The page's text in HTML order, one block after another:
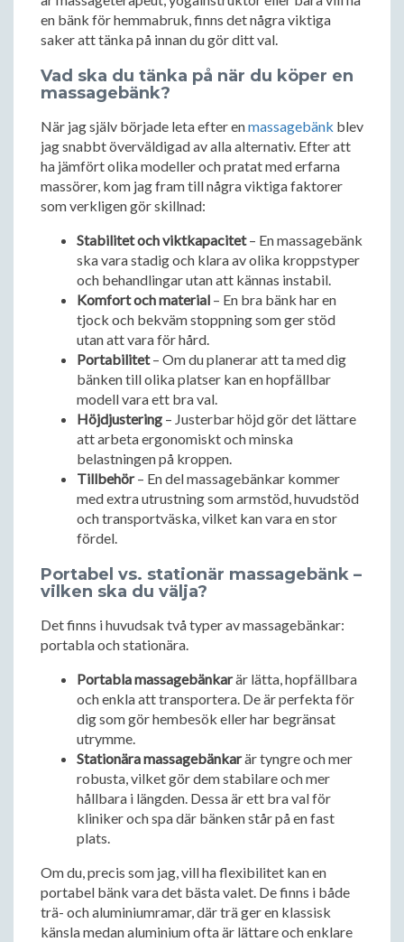
en bänk för hemmabruk, finns det några viktiga
saker att tänka på innan du gör ditt val.
Vad ska du tänka på när du köper en
massagebänk?
När jag själv började leta efter enmassagebänk blev
jag snabbt överväldigad av alla alternativ. Efter att
ha jämfört olika modeller och pratat med erfarna
massörer, kom jag fram till några viktiga faktorer
som verkligen gör skillnad:
Stabilitet och viktkapacitet– En massagebänk
ska vara stadig och klara av olika kroppstyper
och behandlingar utan att kännas instabil.
Komfort och material – En bra bänk har en
tjock och bekväm stoppning som ger stöd
utan att vara för hård.
Portabilitet– Om du planerar att ta med dig
bänken till olika platser kan en hopfällbar
modell vara ett bra val.
Höjdjustering – Justerbar höjd gör det lättare
att arbeta ergonomiskt och minska
belastningen på kroppen.
Tillbehör– En del massagebänkar kommer
med extra utrustning som armstöd, huvudstöd
och transportväska, vilket kan vara en stor
fördel.
Portabel vs. stationär massagebänk –
vilken ska du välja?
Det finns i huvudsak två typer av massagebänkar:
portabla och stationära.
Portabla massagebänkarär lätta, hopfällbara
och enkla att transportera. De är perfekta för
dig som gör hembesök eller har begränsat
utrymme.
Stationära massagebänkarär tyngre och mer
robusta, vilket gör dem stabilare och mer
hållbara i längden. Dessa är ett bra val för
kliniker och spa där bänken står på en fast
plats.
Om du, precis som jag, vill ha flexibilitet kan en
portabel bänk vara det bästa valet. De finns i både
trä- och aluminiumramar, där trä ger en klassisk
känsla medan aluminium ofta är lättare och enklare